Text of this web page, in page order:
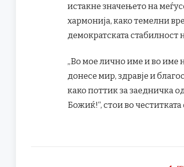
истакне значењето на
хармонија, како темелни
демократската стабилност
„Во мое лично име и во име
донесе мир, здравје и
како поттик за заедничка
Божиќ!“, стои во